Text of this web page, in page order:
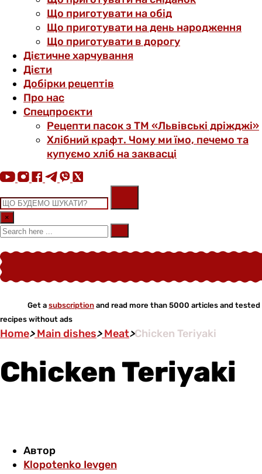
Що приготувати на обід
Що приготувати на день народження
Що приготувати в дорогу
Дієтичне харчування
Дієти
Добірки рецептів
Про нас
Спецпроєкти
Рецепти пасок з ТМ «Львівські дріжджі»
Хлібний крафт. Чому ми їмо, печемо та
купуємо хліб на заквасці
×
Get a subscription and read more than 5000 articles and tested
recipes without ads
Home>Main dishes>Meat>Chicken Teriyaki
Chicken Teriyaki
Автор
Klopotenko Ievgen